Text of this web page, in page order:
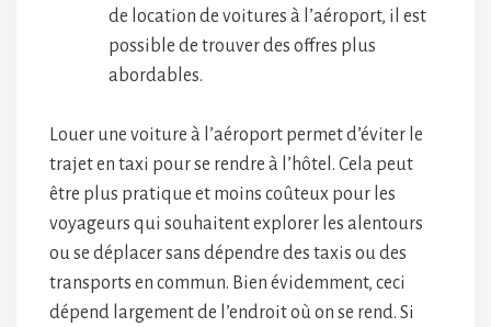
de location de voitures à l’aéroport, il est
possible de trouver des offres plus
abordables.
Louer une voiture à l’aéroport permet d’éviter le
trajet en taxi pour se rendre à l’hôtel. Cela peut
être plus pratique et moins coûteux pour les
voyageurs qui souhaitent explorer les alentours
ou se déplacer sans dépendre des taxis ou des
transports en commun. Bien évidemment, ceci
dépend largement de l’endroit où on se rend. Si